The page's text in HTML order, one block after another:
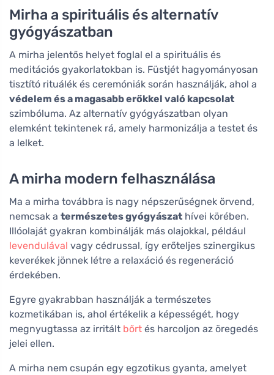
Mirha a spirituális és alternatív
gyógyászatban
A mirha jelentős helyet foglal el a spirituális és
meditációs gyakorlatokban is. Füstjét hagyományosan
tisztító rituálék és ceremóniák során használják, ahol a
védelem és a magasabb erőkkel való kapcsolat
szimbóluma. Az alternatív gyógyászatban olyan
elemként tekintenek rá, amely harmonizálja a testet és
a lelket.
A mirha modern felhasználása
Ma a mirha továbbra is nagy népszerűségnek örvend,
nemcsak a természetes gyógyászat hívei körében.
Illóolaját gyakran kombinálják más olajokkal, például
levendulával vagy cédrussal, így erőteljes szinergikus
keverékek jönnek létre a relaxáció és regeneráció
érdekében.
Egyre gyakrabban használják a természetes
kozmetikában is, ahol értékelik a képességét, hogy
megnyugtassa az irritált bőrt és harcoljon az öregedés
jelei ellen.
A mirha nem csupán egy egzotikus gyanta, amelyet